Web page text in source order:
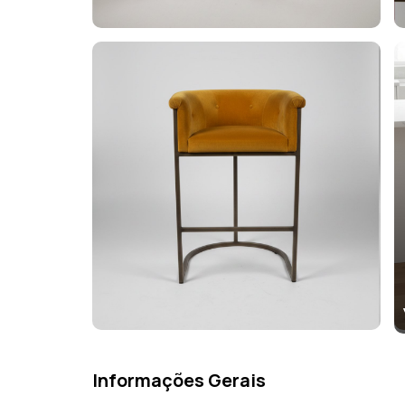
Informações Gerais